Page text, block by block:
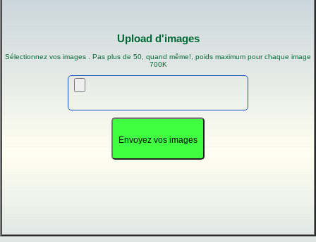
Upload d'images
Sélectionnez vos images . Pas plus de 50, quand même!, poids maximum pour chaque image
700K